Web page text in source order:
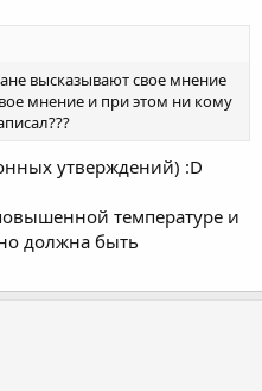
высказывают свое мнение
мнение и при этом ни кому
утверждений) :D
температуре и
должна быть